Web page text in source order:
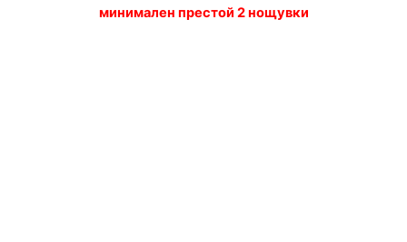
минимален престой 2 нощувки